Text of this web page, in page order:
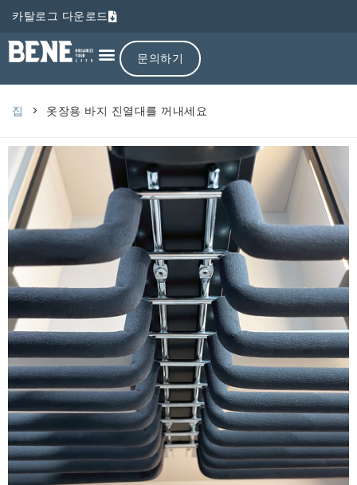
카탈로그 다운로드
문의하기
집 > 옷장용 바지 진열대를 꺼내세요